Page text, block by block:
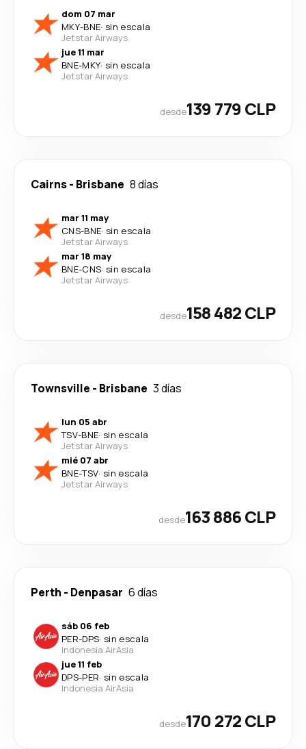
dom 07 mar
MKY-BNE· sin escala
Jetstar Airways
jue 11 mar
BNE-MKY· sin escala
Jetstar Airways
desde139 779 CLP
Cairns- Brisbane 8 días
mar 11 may
CNS-BNE· sin escala
Jetstar Airways
mar 18 may
BNE-CNS· sin escala
Jetstar Airways
desde158 482 CLP
Townsville - Brisbane 3 días
lun 05 abr
TSV-BNE· sin escala
Jetstar Airways
mié 07 abr
BNE-TSV· sin escala
Jetstar Airways
desde163 886 CLP
Perth - Denpasar 6 días
sáb 06 feb
PER-DPS· sin escala
Indonesia AirAsia
jue 11 feb
DPS-PER· sin escala
Indonesia AirAsia
desde170 272 CLP